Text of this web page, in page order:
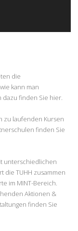
die
kann man
finden Sie hier.
zu laufenden Kursen
finden Sie
unterschiedlichen
die TUHH zusammen
im MINT-Bereich.
Aktionen &
finden Sie